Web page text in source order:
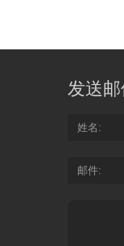
发送邮
姓名
邮件